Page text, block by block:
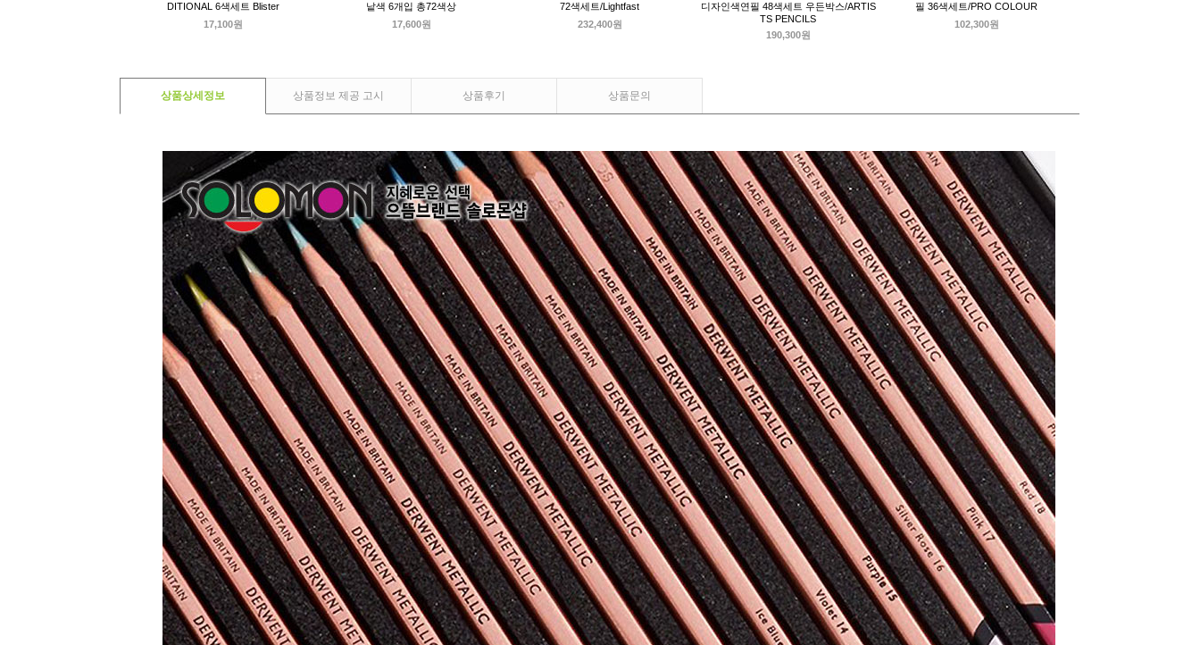
DITIONAL 6색세트 Blister
17,100원
낱색 6개입 총72색상
17,600원
72색세트/Lightfast
232,400원
디자인색연필 48색세트 우든박스/ARTIS
TS PENCILS
190,300원
필 36색세트/PRO COLOUR
102,300원
상품상세정보 상품정보 제공 고시 상품후기 상품문의